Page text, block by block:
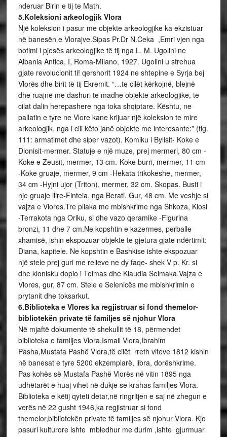
nderuar Birin e tij te Math.
5.Koleksioni arkeologjik Vlora
Një koleksion i pasur me objekte arkeologjike ka ekzistuar
në banesën e Vlorajve.Sipas Pr.Dr N.Ceka ,Emri vjen nga
botimi i pjesës arkeologjike të tij nga L. M. Ugolini ne
Albania Antica, I, Roma-Milano, 1927. Ugolini u strehua
gjate revolucionit ti! qershorit 1924 ne shtepine e Syrja bej
Vlorës dhe birit të tij Ekremit. “…te cilët kërkojnë, blejnë
dhe ruajnë me dashuri te madhe objekte arkeologjike, te
cilat dalin herepashere nga toka shqiptare. Kështu, ne
pallatin e tyre ne Vlore kane krijuar një koleksion te mire
arkeologjik, nga i cili këto janë objekte me interesante:” (fig.
111: armatimet dhe siper vazot). Komiku i Bylisit- Koke e
Dionisit-mermer. Statuje e një muze, prej mermeri, 80 cm -
Koke e Zeusit, mermer, 13 cm.-Koke burri, mermer, 11 cm
-Koke gruaje, mermer, 9 cm -Hekata trikokeshe, mermer,
34 cm -Hyjni ujor (Triton), mermer, 32 cm. Skopas. Busti i
nje gruaje ilire-Finteia, nga Berati. Gur, 48 cm. Me veshje si
vajza e Vlores.Tre pllaka me mbishkrime nga Shkoza, Klosi
-Terrakota nga Oriku, si dhe vazo qeramike -Figurina
bronzi, 11 dhe 7 cm.Ne kopshtin e kazermes, perballe
xhamisë, ishin ekspozuar objekte te gjetura gjate ndërtimit:
Diana, kapitele. Ne kopshtin e Bashkise ishte ekspozuar
një stele prej guri me relieve ne dy faqe- shek V p. Kr. si
dhe kionisku dopio i Teimas dhe Klaudia Seimaka.Vajza e
Vlores, gur, 87 cm. Stele e Selenicës me mbishkrimin e
prytanit dhe toksarkut.
6.Biblioteka e Vlores ka regjistruar si fond themelor-
bibliotekën private të familjes së njohur Vlora
Në mjaftë dokumente të shekullit të 18, përmendet
biblioteka e familjes Vlora,Ismail Vlora,Ibrahim
Pasha,Mustafa Pashë Vlora,të cilët rreth viteve 1812 kishin
në banesat e tyre 5200 ekzemplarë, libra, dorëshkrime.
Pas kohës së Mustafa Pashë Vlorës në vitin 1895 nga
udhëtarët e huaj vihet në dukje se krahas familjes Vlora.
Biblioteka e këtij qyteti detar,në ringritjen e saj në zhegun e
verës në 22 gusht 1946,ka regjistruar si fond
themelor,bibliotekën private të familjes së njohur Vlora. Kjo
pasuri kulturore ishte mbledhur me durim ,ishte gjurmuar